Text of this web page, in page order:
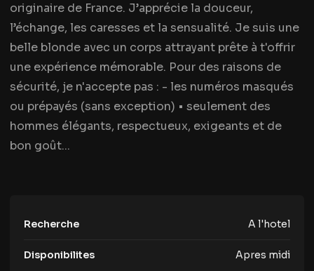
originaire de France. J’apprécie la douceur,
l’échange, les caresses et la sensualité. Je suis une
belle blonde avec un corps attrayant prête à t'offrir
une expérience mémorable. Pour des raisons de
sécurité, je n'accepte pas : - les numéros masqués
ou prépayés (sans exception) • seulement des
hommes élégants, respectueux, exigeants et de
bon goût...
Recherche A l'hotel
Disponibilites Apres midi